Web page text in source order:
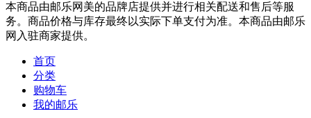
本商品由邮乐网美的品牌店提供并进行相关配送和售后等服
务。商品价格与库存最终以实际下单支付为准。本商品由邮乐
网入驻商家提供。
首页
分类
购物车
我的邮乐